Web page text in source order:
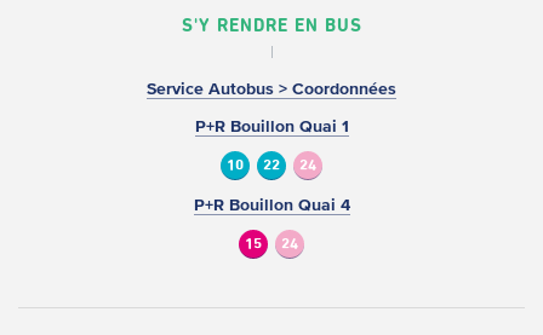
S'Y RENDRE EN BUS
Service Autobus > Coordonnées
P+R Bouillon Quai 1
10 22 24
P+R Bouillon Quai 4
15 24